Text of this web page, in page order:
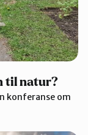
til natur?
konferanse om